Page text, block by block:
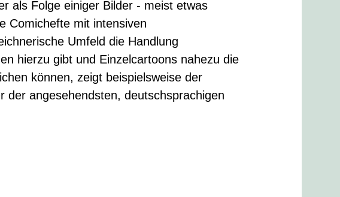
als Folge einiger Bilder - meist etwas
Comichefte mit intensiven
Umfeld die Handlung
hierzu gibt und Einzelcartoons nahezu die
können, zeigt beispielsweise der
der angesehendsten, deutschsprachigen